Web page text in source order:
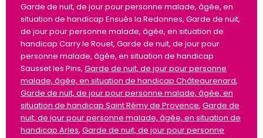
Garde de nuit, de jour pour personne malade, âgée, en
situation de handicap Ensuès la Redonnes, Garde de nuit,
de jour pour personne malade, âgée, en situation de
handicap Carry le Rouet, Garde de nuit, de jour pour
personne malade, âgée, en situation de handicap
Sausset les Pins, Garde de nuit, de jour pour personne
malade, âgée, en situation de handicap Châteaurenard,
Garde de nuit, de jour pour personne malade, âgée, en
situation de handicap Saint Rémy de Provence, Garde de
nuit, de jour pour personne malade, âgée, en situation de
handicap Arles, Garde de nuit, de jour pour personne